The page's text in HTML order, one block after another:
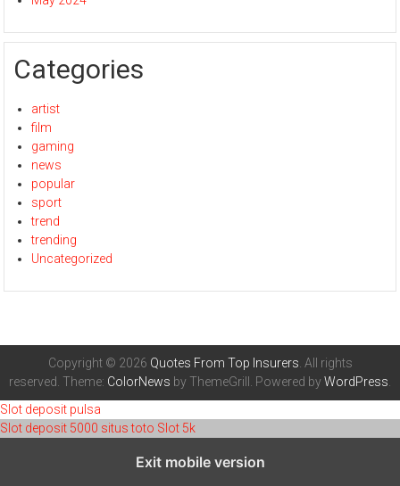
Categories
artist
film
gaming
news
popular
sport
trend
trending
Uncategorized
Copyright © 2026 Quotes From Top Insurers . All rights
reserved. Theme: ColorNews by ThemeGrill. Powered byWordPress
Slot deposit pulsa
Slot deposit 5000 situs toto Slot 5k
Exit mobile version